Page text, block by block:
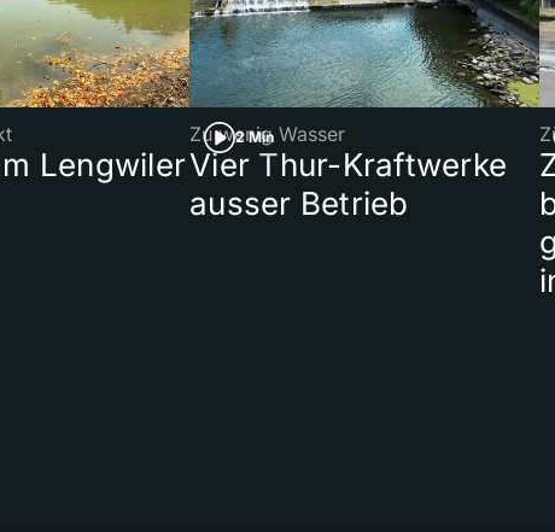
Lengwiler
2 Min
Zu wenig Wasser
Vier Thur-Kraftwerke
ausser Betrieb